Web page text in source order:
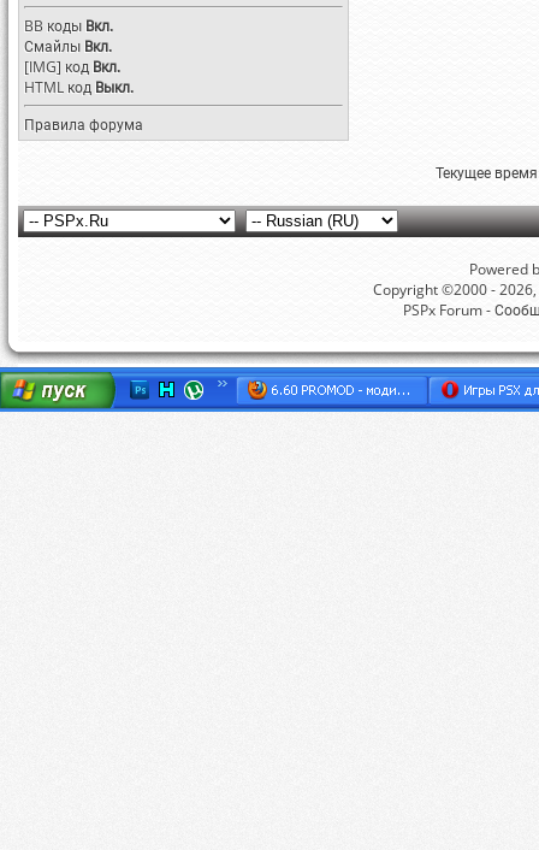
BB коды Вкл.
Смайлы Вкл.
[IMG] код Вкл.
HTML код Выкл.
Правила форума
Текущее
Powered
Copyright ©2000 -
PSPx Forum -